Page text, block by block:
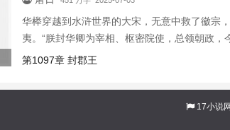
华榉穿越到水浒世界的大宋，无意中救了徽宗
夷。“朕封华卿为宰相、枢密院使，总领朝政
保民，安定社稷。...
第1097章 封郡王
17小说网